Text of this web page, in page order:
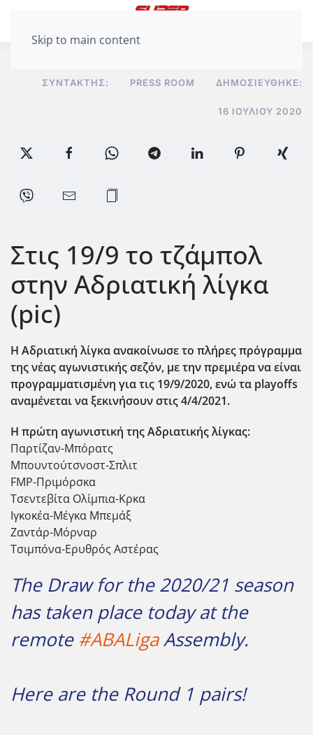
Skip to main content
ΣΥΝΤΆΚΤΗΣ: PRESS ROOM ΔΗΜΟΣΙΕΎΘΗΚΕ:
16 ΙΟΥΛΊΟΥ 2020
Στις 19/9 το τζάμπολ
στην Αδριατική λίγκα
(pic)
Η Αδριατική λίγκα ανακοίνωσε το πλήρες πρόγραμμα
της νέας αγωνιστικής σεζόν, με την πρεμιέρα να είναι
προγραμματισμένη για τις 19/9/2020, ενώ τα playoffs
αναμένεται να ξεκινήσουν στις 4/4/2021.
Η πρώτη αγωνιστική της Αδριατικής λίγκας:
Παρτίζαν-Μπόρατς
Μπουντούτσνοστ-Σπλιτ
FMP-Πριμόρσκα
Τσεντεβίτα Ολίμπια-Κρκα
Ιγκοκέα-Μέγκα Μπεμάξ
Ζαντάρ-Μόρναρ
Τσιμπόνα-Ερυθρός Αστέρας
The Draw for the 2020/21 season
has taken place today at the
remote #ABALigaAssembly.
Here are the Round 1 pairs!